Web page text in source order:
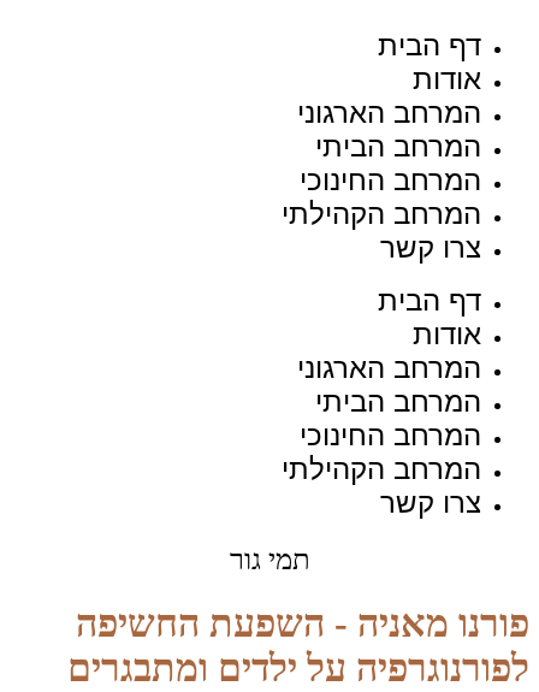
דף הבית
אודות
המרחב הארגוני
המרחב הביתי
המרחב החינוכי
המרחב הקהילתי
צרו קשר
דף הבית
אודות
המרחב הארגוני
המרחב הביתי
המרחב החינוכי
המרחב הקהילתי
צרו קשר
תמי גור
פורנו מאניה - השפעת החשיפה
לפורנוגרפיה על ילדים ומתבגרים